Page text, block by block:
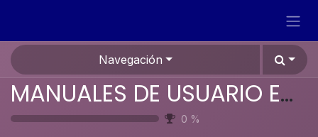
Navegación
MANUALES DE USUARIO EN ESPAÑOL ODOO 19
0 %